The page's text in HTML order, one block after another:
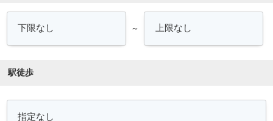
～
駅徒歩